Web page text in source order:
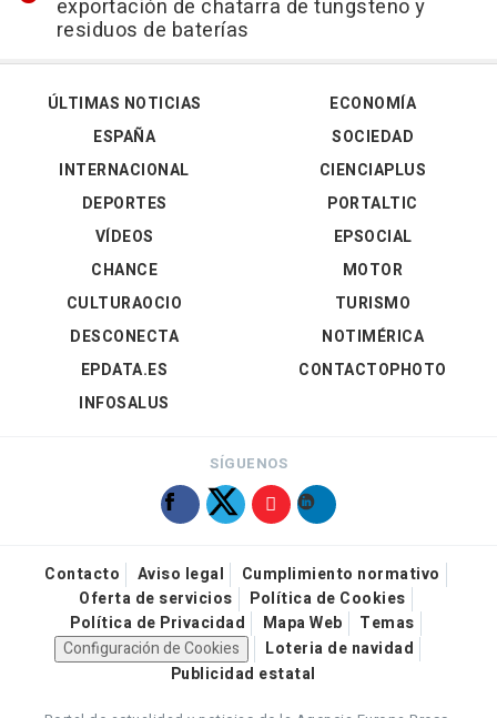
exportación de chatarra de tungsteno y
residuos de baterías
ÚLTIMAS NOTICIAS
ESPAÑA
INTERNACIONAL
DEPORTES
VÍDEOS
ECONOMÍA
SOCIEDAD
CIENCIAPLUS
PORTALTIC
EPSOCIAL
CHANCE
CULTURAOCIO
DESCONECTA
EPDATA.ES
INFOSALUS
MOTOR
TURISMO
NOTIMÉRICA
CONTACTOPHOTO
SÍGUENOS
Contacto Aviso legal
Cumplimiento normativo
Oferta de servicios
Política de Cookies
Política de Privacidad
Mapa Web
Temas
Configuración de Cookies
Loteria de navidad
Publicidad estatal